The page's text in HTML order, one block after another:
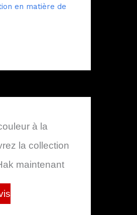
en matière de
à la
la collection
maintenant